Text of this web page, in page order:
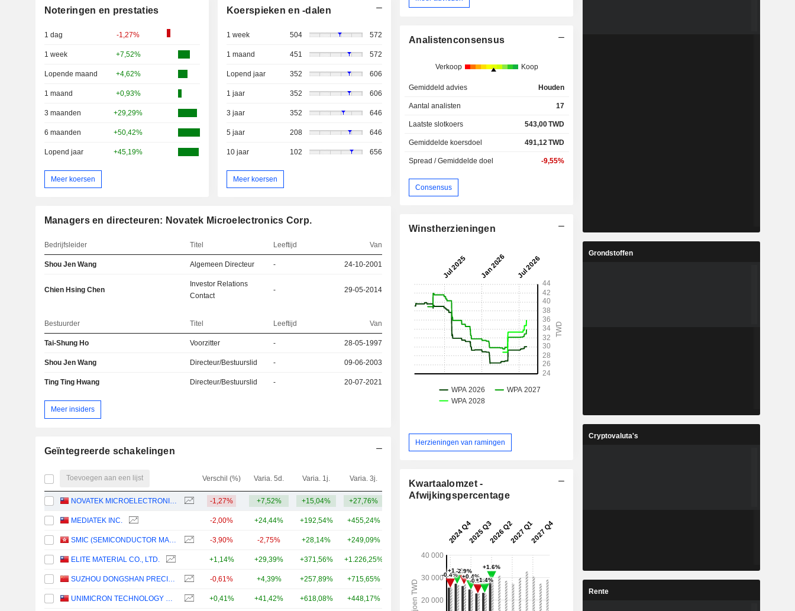
Noteringen en prestaties
1 dag -1,27%
1 week +7,52%
Lopende maand +4,62%
1 maand +0,93%
3 maanden +29,29%
6 maanden +50,42%
Lopend jaar +45,19%
Meer koersen
Koerspieken en -dalen
1 week 504 572
1 maand 451 572
Lopend jaar 352 606
1 jaar 352 606
3 jaar 352 646
5 jaar 208 646
10 jaar 102 656
Meer koersen
Managers en directeuren: Novatek Microelectronics Corp.
Bedrijfsleider Titel Leeftijd Van
Shou Jen Wang Algemeen Directeur - 24-10-2001
Chien Hsing Chen
Investor Relations
Contact
- 29-05-2014
Bestuurder Titel Leeftijd Van
Tai-Shung Ho Voorzitter - 28-05-1997
Shou Jen Wang Directeur/Bestuurslid - 09-06-2003
Ting Ting Hwang Directeur/Bestuurslid - 20-07-2021
Meer insiders
Geïntegreerde schakelingen
Toevoegen aan een lijst Verschil (%) Varia. 5d. Varia. 1j. Varia. 3j. Kap.($)
-1,27% +7,52% +15,04% +27,76% 10,35 mld.
MEDIATEK INC. -2,00% +24,44% +192,54% +455,24%
-3,90% -2,75% +28,14% +249,09%
ELITE MATERIAL CO., LTD. +1,14% +29,39% +371,56% +1.226,25% 58,14 mld.
-0,61% +4,39% +257,89% +715,65% 50,98 mld.
+0,41% +41,42% +618,08% +448,17% 49,18 mld.
Analistenconsensus
Verkoop Koop
Gemiddeld advies Houden
Aantal analisten 17
Laatste slotkoers 543,00TWD
Gemiddelde koersdoel 491,12TWD
Spread / Gemiddelde doel -9,55%
Consensus
Winstherzieningen
Herzieningen van ramingen
Kwartaalomzet -
Afwijkingspercentage
Grondstoffen
Cryptovaluta's
Rente